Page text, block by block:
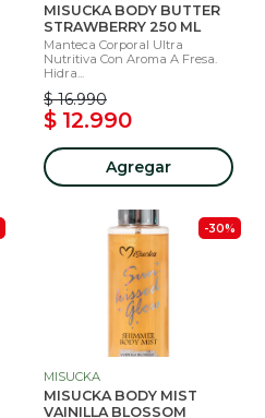
MISUCKA BODY BUTTER
STRAWBERRY 250 ML
Manteca Corporal Ultra
Nutritiva Con Aroma A Fresa.
Hidra...
$ 16.990
$ 12.990
Agregar
-30%
MISUCKA
MISUCKA BODY MIST
VAINILLA BLOSSOM